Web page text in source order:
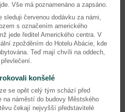
Vše má poznamenáno a zapsáno.
sleduji červenou dodávku za námi,
s označením amerického
jede ředitel Amerického centra. V
zpožděním do Hotelu Abácie, kde
Teď mají chvíli na oddech,
konšelé
se opět celý tým schází před
na náměstí do budovy Městského
čekají nejvyšší představitelé